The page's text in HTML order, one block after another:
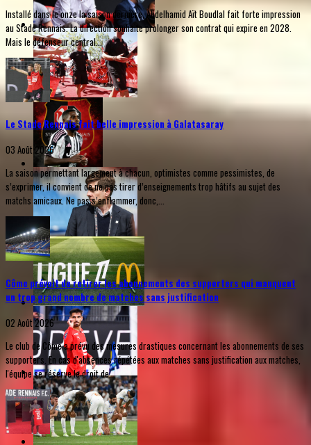
Installé dans le onze la saison dernière, Abdelhamid Aït Boudlal fait forte impression
au Stade Rennais. La direction souhaite prolonger son contrat qui expire en 2028.
Mais le défenseur central...
Le Stade Rennais fait belle impression à Galatasaray
03 Août 2026
La saison permettant largement à chacun, optimistes comme pessimistes, de
s’exprimer, il convient de ne pas tirer d’enseignements trop hâtifs au sujet des
matchs amicaux. Ne pas s’enflammer, donc,...
Côme prévoit de retirer les abonnements des supporters qui manquent
un trop grand nombre de matches sans justification
02 Août 2026
Le club de Côme a prévu des mesures drastiques concernant les abonnements de ses
supporters. En cas d'absences répétées aux matches sans justification aux matches,
l'équipe se réserve le droit de...